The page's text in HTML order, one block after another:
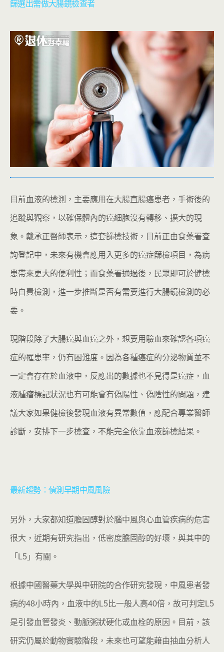
篩選出需做大腸鏡檢查者
目前血液的檢測，主要應用在大腸直腸癌患者，手術後的
追蹤與觀察，以確保體內的癌細胞沒有轉移、擴大的現
象。戴承正醫師表示，這套篩檢技術，目前正由食藥署查
詢登記中，未來有機會應用入更多的癌症篩檢項目，為病
患帶來更大的便利性；而食藥署通過後，民眾即可於健檢
時自費檢測，進一步推斷是否有需要進行大腸鏡檢測的必
要。
現階段除了大腸癌與血癌之外，想要用驗血來確認各項癌
症的罹患率，仍有困難度。因為各種癌症的分泌物質並不
一定會存在於血液中，反應出的數據也不見得是癌症，血
液腫瘤標記狀況也有可能會有偽陽性、偽陰性的問題，建
議大家如果健檢後發現血液有異常數值，應配合專業醫師
診斷，安排下一步檢查，不能完全依靠血液篩檢結果。
最新趨勢：偵測早期中風風險
另外，大家都知道膽固醇對於腦中風與心血管疾病的危害
很大，近期有研究指出，低密度膽固醇的好壞，與其中的
「L5」有關。
根據中國醫藥大學與中研院的合作研究發現，中風患者發
病的48小時內，血液中的L5比一般人高40倍，故可判定L5
是引發血管發炎、動脈粥狀硬化或血栓的原因。目前，該
研究仍屬於動物實驗階段，未來也可望能藉由抽血分析人